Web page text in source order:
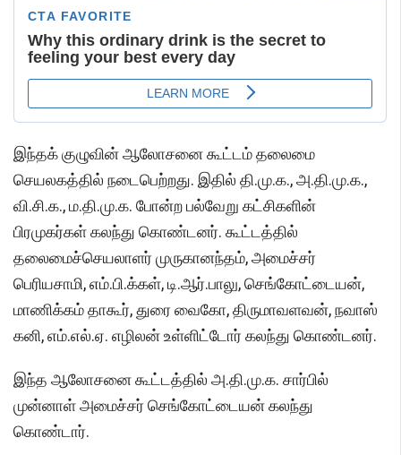
இந்தக் குழுவின் ஆலோசனை கூட்டம் தலைமை
செயலகத்தில் நடைபெற்றது. இதில் தி.மு.க., அ.தி.மு.க.,
வி.சி.க., ம.தி.மு.க. போன்ற பல்வேறு கட்சிகளின்
பிரமுகர்கள் கலந்து கொண்டனர். கூட்டத்தில்
தலைமைச்செயலாளர் முருகானந்தம், அமைச்சர்
பெரியசாமி, எம்.பி.க்கள், டி.ஆர்.பாலு, செங்கோட்டையன்,
மாணிக்கம் தாகூர், துரை வைகோ, திருமாவளவன், நவாஸ்
கனி, எம்.எல்.ஏ. எழிலன் உள்ளிட்டோர் கலந்து கொண்டனர்.
இந்த ஆலோசனை கூட்டத்தில் அ.தி.மு.க. சார்பில்
முன்னாள் அமைச்சர் செங்கோட்டையன் கலந்து
கொண்டார்.